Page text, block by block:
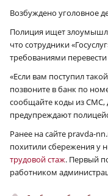
Возбуждено уголовное
Полиция ищет
что сотрудники
требованиями
«Если вам поступил
позвоните в банк по
сообщайте коды из СМС,
предупреждают
Ранее на сайте pravda-
похитили сбережения у
трудовой стаж. Первый
работником